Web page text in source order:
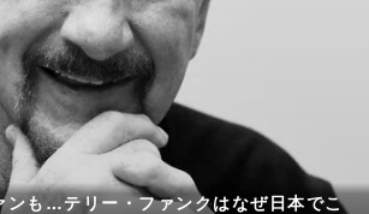
ンも…テリー・ファンクはなぜ日本でこ